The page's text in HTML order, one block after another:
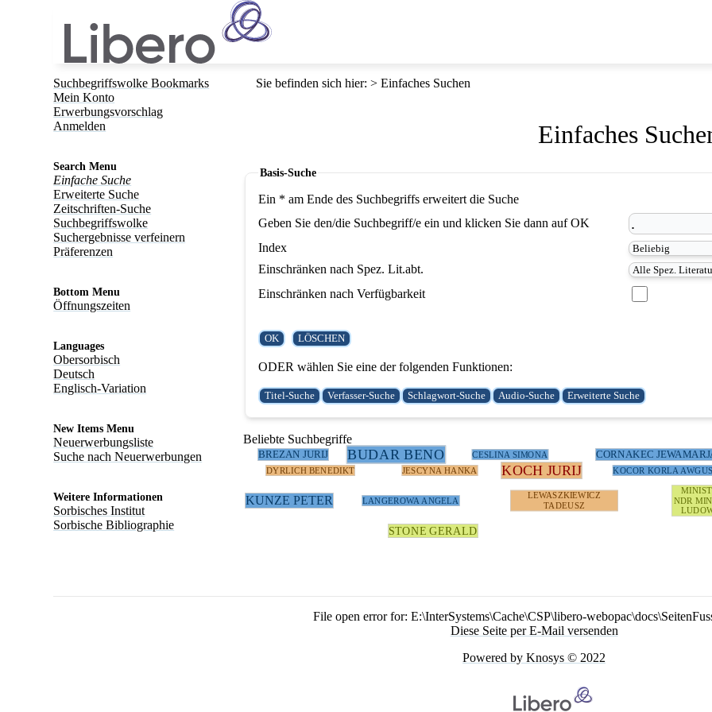
Suchbegriffswolke Bookmarks
Mein Konto
Erwerbungsvorschlag
Anmelden
Search Menu
Einfache Suche
Erweiterte Suche
Zeitschriften-Suche
Suchbegriffswolke
Suchergebnisse verfeinern
Präferenzen
Bottom Menu
Öffnungszeiten
Languages
Obersorbisch
Deutsch
Englisch-Variation
New Items Menu
Neuerwerbungsliste
Suche nach Neuerwerbungen
Weitere Informationen
Sorbisches Institut
Sorbische Bibliographie
Sie befinden sich hier: Einfaches Suchen
Einfaches
Basis-Suche
Geben Sie den/die Suchbegriff/e ein und klicken Sie dann auf OK
Index
Einschränken nach Spez. Lit.abt.
Einschränken nach Verfügbarkeit
Ein * am Ende des Suchbegriffs erweitert die Suche
ODER wählen Sie eine der folgenden Funktionen:
Beliebte Suchbegriffe
BREZAN JURIJ BUDAR BENO CESLINA SIMONA CORNAKEC
DYRLICH BENEDIKT JESCYNA HANKA KOCH JURIJ KOCOR KORLA
KUNZE PETER LANGEROWA ANGELA
LEWASZKIEWICZ
TADEUSZ
NDR
STONE GERALD
File open error for: E:\InterSystems\Cache\CSP\libero-
Diese Seite per E-Mail versenden
Powered by Knosys © 2022